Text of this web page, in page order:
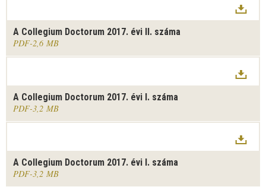
A Collegium Doctorum 2017. évi II. száma
PDF 2,6 MB
A Collegium Doctorum 2017. évi I. száma
PDF 3,2 MB
A Collegium Doctorum 2017. évi I. száma
PDF 3,2 MB